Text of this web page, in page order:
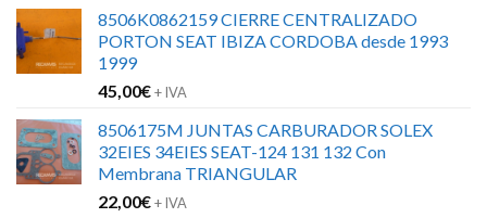
8506K0862159 CIERRE CENTRALIZADO
PORTON SEAT IBIZA CORDOBA desde 1993
1999
45,00€+ IVA
8506175M JUNTAS CARBURADOR SOLEX
32EIES 34EIES SEAT-124 131 132 Con
Membrana TRIANGULAR
22,00€+ IVA